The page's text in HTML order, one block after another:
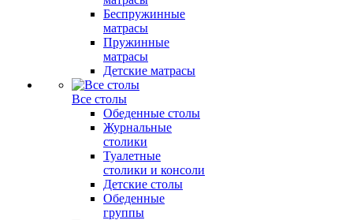
Беспружинные
матрасы
Пружинные
матрасы
Детские матрасы
Все столы
Обеденные столы
Журнальные
столики
Туалетные
столики и консоли
Детские столы
Обеденные
группы